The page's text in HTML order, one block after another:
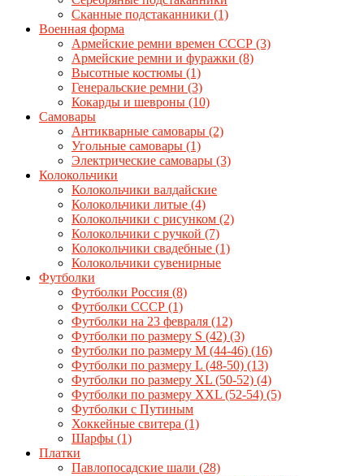
Сканные подстаканники (1)
Военная форма
Армейские ремни времен СССР (3)
Армейские ремни и фуражки (8)
Высотные костюмы (1)
Генеральские ремни (3)
Кокарды и шевроны (10)
Cамовары
Антикварные самовары (2)
Угольные самовары (1)
Электрические самовары (3)
Колокольчики
Колокольчики валдайские
Колокольчики литые (4)
Колокольчики с рисунком (2)
Колокольчики с ручкой (7)
Колокольчики свадебные (1)
Колокольчики сувенирные
Футболки
Футболки Россия (8)
Футболки СССР (1)
Футболки на 23 февраля (12)
Футболки по размеру S (42) (3)
Футболки по размеру М (44-46) (16)
Футболки по размеру L (48-50) (13)
Футболки по размеру XL (50-52) (4)
Футболки по размеру XXL (52-54) (5)
Футболки с Путиным
Хоккейные свитера (1)
Шарфы (1)
Платки
Павлопосадские шали (28)